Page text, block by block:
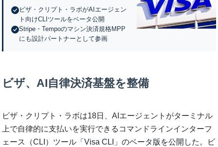
ビザ・クリプト・ラボがAIエージェン
ト向けCLIツールをベータ公開
Stripe・Tempoのマシン決済規格MPP
にも設計パートナーとして参画
ビザ、AI自律決済基盤を整備
ビザ・クリプト・ラボは18日、AIエージェントがターミナル
上で自律的に支払いを実行できるコマンドラインインターフ
ェース（CLI）ツール「Visa CLI」のベータ版を公開した。ビ